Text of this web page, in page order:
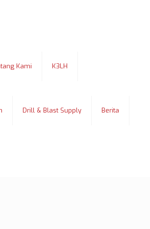
Kami K3LH
Drill & Blast Supply Berita